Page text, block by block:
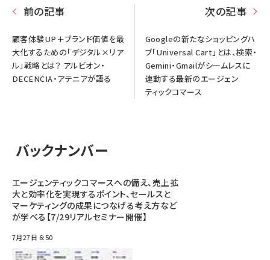
前の記事
顧客体験UP＋ブランド価値を最
大化するための「デジタル×リア
ル」戦略とは？ アルビオン・
DECENCIA・アテニアが語る
次の記事
Googleの新たなショッピングハ
ブ「Universal Cart」とは、検索・
Gemini・Gmailがシームレスに
連動する最新のエージェン
ティックコマース
バックナンバー
エージェンティックコマースへの備え、売上拡
大と効率化を実現するポイント、セールスと
マーケティングの成果につなげる考え方など
が学べる【7/29リアルセミナー開催】
7月27日 6:50